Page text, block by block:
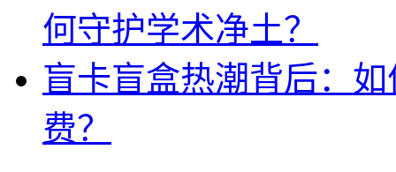
何守护学术净土？
盲卡盲盒热潮背后：
费？